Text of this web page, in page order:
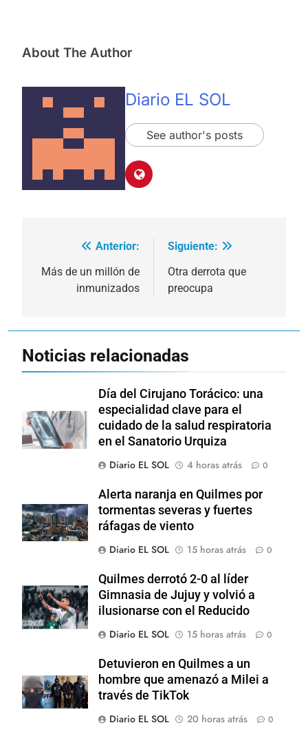
About The Author
Diario EL SOL
See author's posts
Navegación
de
Anterior:
Más de un millón de
inmunizados
Siguiente:
Otra derrota que
preocupa
Noticias relacionadas
Día del Cirujano Torácico: una
especialidad clave para el
cuidado de la salud respiratoria
en el Sanatorio Urquiza
Diario EL SOL
4 horas atrás 0
Alerta naranja en Quilmes por
tormentas severas y fuertes
ráfagas de viento
Diario EL SOL
15 horas atrás 0
Quilmes derrotó 2-0 al líder
Gimnasia de Jujuy y volvió a
ilusionarse con el Reducido
Diario EL SOL
15 horas atrás 0
Detuvieron en Quilmes a un
hombre que amenazó a Milei a
través de TikTok
Diario EL SOL
20 horas atrás 0